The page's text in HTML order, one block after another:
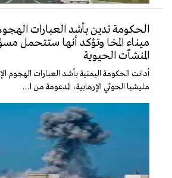
الحكومة تدين بأشد العبارات
ميناء المخا وتؤكد أنها ستتحمل
المنشآت الحيوية
أدانت الحكومة اليمنية بأشد العبارات الهجوم
مليشيا الحوثي الإرهابية، المدعومة من ا...